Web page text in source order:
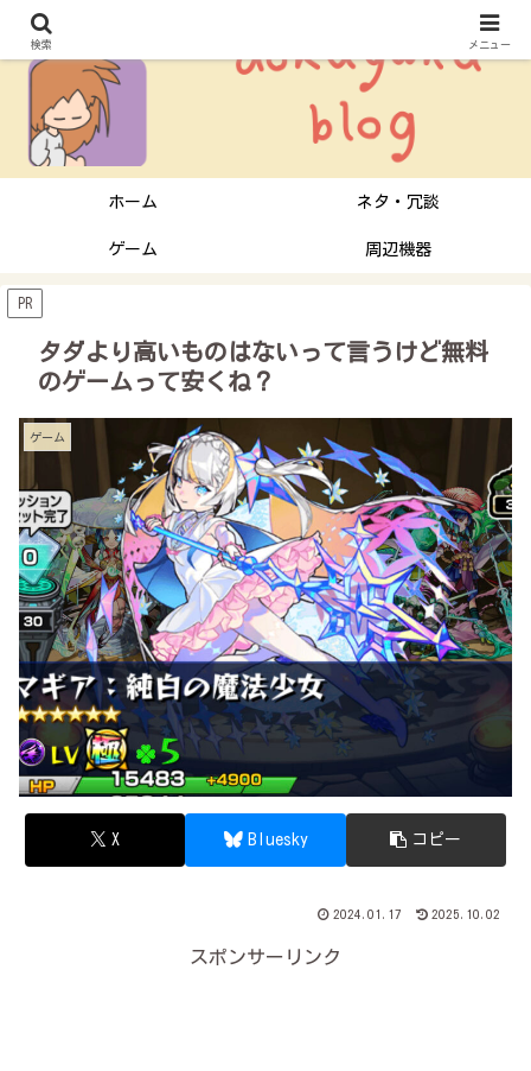
ホーム ネタ・冗談
ゲーム 周辺機器
PR
タダより高いものはないって言うけど無料
のゲームって安くね？
ゲーム
X Bluesky コピー
2024.01.17 2025.10.02
スポンサーリンク
検索 メニュー